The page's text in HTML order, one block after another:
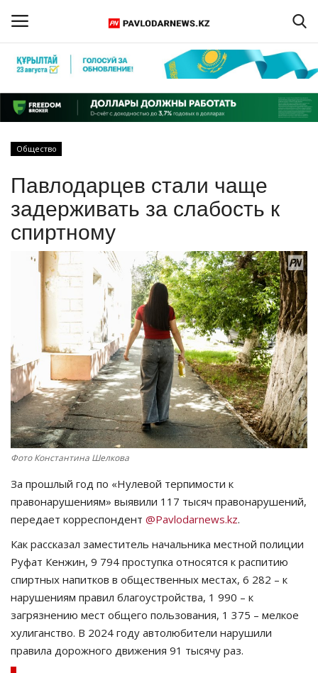
Регистрация
Главная
ПАВЛОДАРСКАЯ ОБЛАСТЬ
КАЗАХСТАН
СПЕЦПРОЕКТЫ
СПОРТ
Чек-лист
РАЗВЛЕЧЕНИЯ
OFFICIAL
Курултай
Язык
Қазақша Русский
Общество
Павлодарцев стали чаще
задерживать за слабость к
спиртному
Фото Константина Шелкова
За прошлый год по «Нулевой терпимости к
правонарушениям» выявили 117 тысяч правонарушений,
передает корреспондент @Pavlodarnews.kz.
Как рассказал заместитель начальника местной полиции
Руфат Кенжин, 9 794 проступка относятся к распитию
спиртных напитков в общественных местах, 6 282 – к
нарушениям правил благоустройства, 1 990 – к
загрязнению мест общего пользования, 1 375 – мелкое
хулиганство. В 2024 году автолюбители нарушили
правила дорожного движения 91 тысячу раз.